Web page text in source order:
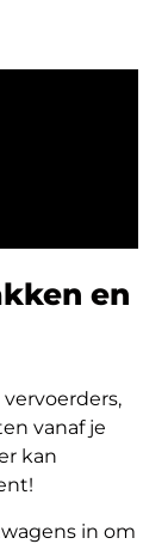
en
vanaf je
kan
in om